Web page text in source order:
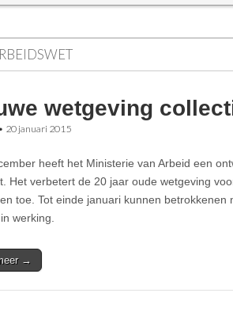
wetgeving
• 20 januari 2015
heeft het Ministerie van Arbeid een
Het verbetert de 20 jaar oude wetgeving
toe. Tot einde januari kunnen
werking.
→